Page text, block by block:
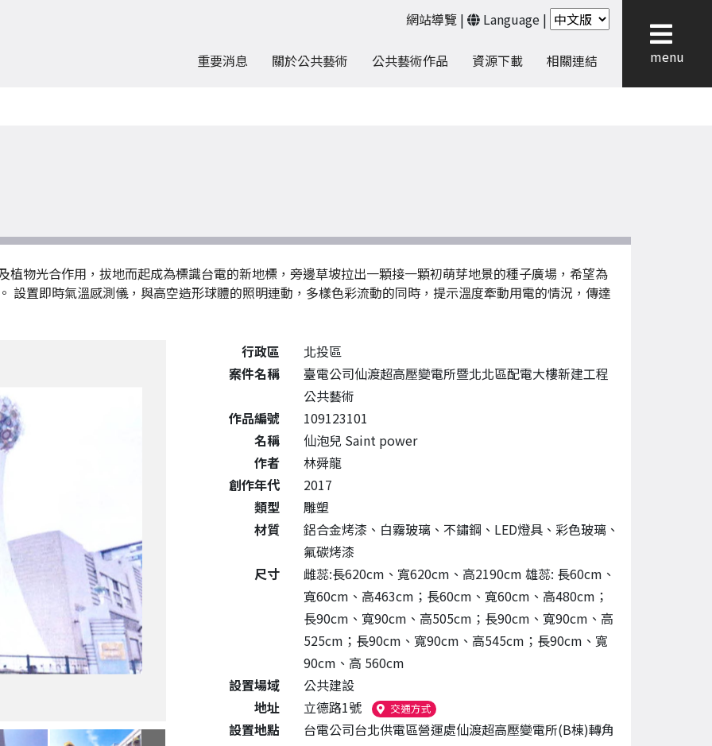
網站導覽 | Language |
重要消息 關於公共藝術 公共藝術作品 資源下載 相關連結 menu
植物光合作用，拔地而起成為標識台電的新地標，旁邊草坡拉出一顆接一顆初萌芽地景的種子廣場，希望為
設置即時氣溫感測儀，與高空造形球體的照明連動，多樣色彩流動的同時，提示溫度牽動用電的情況，傳達
公共藝術作品詳細資料
行政區
北投區
案件名稱
臺電公司仙渡超高壓變電所暨北北區配電大樓新建工程
公共藝術
作品編號
109123101
名稱
仙泡兒 Saint power
作者
林舜龍
創作年代
2017
類型
雕塑
材質
鋁合金烤漆、白霧玻璃、不鏽鋼、LED燈具、彩色玻璃、
氟碳烤漆
尺寸
雌蕊:長620cm、寬620cm、高2190cm 雄蕊: 長60cm、
寬60cm、高463cm；長60cm、寬60cm、高480cm；
長90cm、寬90cm、高505cm；長90cm、寬90cm、高
525cm；長90cm、寬90cm、高545cm；長90cm、寬
90cm、高 560cm
設置場域
公共建設
地址
立德路1號 交通方式（另開新視窗）
設置地點
台電公司台北供電區營運處仙渡超高壓變電所(B棟)轉角